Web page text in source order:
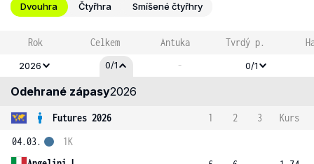
Dvouhra Čtyřhra Smíšené čtyřhry
Rok Celkem Antuka Tvrdý p.
2026 0/1 - 0/1
Odehrané zápasy2026
Futures 2026 1 2 3
Kurs
04.03.
1K